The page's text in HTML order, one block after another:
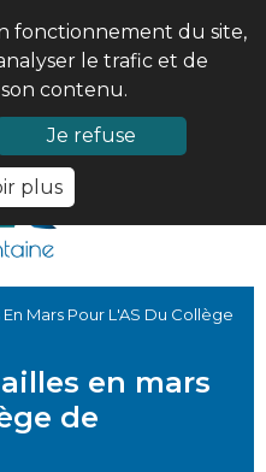
fonctionnement du site,
le trafic et de
contenu.
Je refuse
plus
Mars Pour L'AS Du Collège
en mars
de